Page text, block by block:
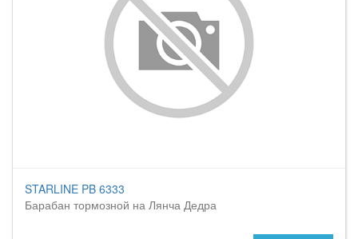
STARLINE PB 6333
Барабан тормозной на Лянча Дедра